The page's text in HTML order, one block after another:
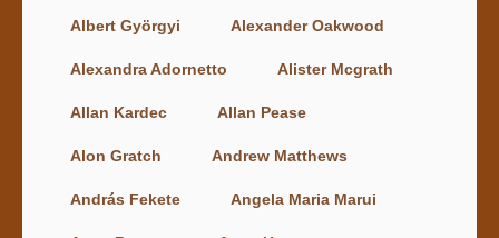
Albert Györgyi Alexander Oakwood
Alexandra Adornetto Alister Mcgrath
Allan Kardec Allan Pease
Alon Gratch Andrew Matthews
András Fekete Angela Maria Marui